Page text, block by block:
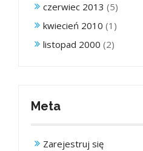
czerwiec 2013 (5)
kwiecień 2010 (1)
listopad 2000 (2)
Meta
Zarejestruj się